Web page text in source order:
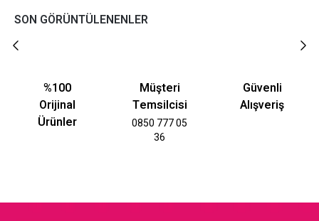
SON GÖRÜNTÜLENENLER
%100
Orijinal
Ürünler
Müşteri
Temsilcisi
0850 777 05
36
Güvenli
Alışveriş